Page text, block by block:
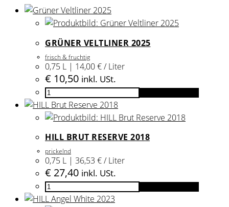
GRÜNER VELTLINER 2025
frisch & fruchtig
0,75 L | 14,00 € / Liter
€ 10,50 inkl. USt.
Grüner
Veltliner
2025
HILL BRUT RESERVE 2018
prickelnd
0,75 L | 36,53 € / Liter
€ 27,40 inkl. USt.
HILL
Brut